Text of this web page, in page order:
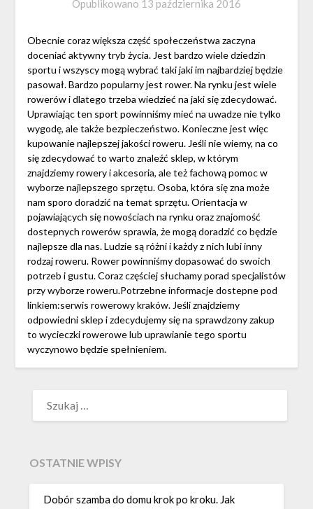
Opublikowano 13 października 2016
Obecnie coraz większa część społeczeństwa zaczyna
doceniać aktywny tryb życia. Jest bardzo wiele dziedzin
sportu i wszyscy mogą wybrać taki jaki im najbardziej będzie
pasował. Bardzo popularny jest rower. Na rynku jest wiele
rowerów i dlatego trzeba wiedzieć na jaki się zdecydować.
Uprawiając ten sport powinniśmy mieć na uwadze nie tylko
wygodę, ale także bezpieczeństwo. Konieczne jest więc
kupowanie najlepszej jakości roweru. Jeśli nie wiemy, na co
się zdecydować to warto znaleźć sklep, w którym
znajdziemy rowery i akcesoria, ale też fachową pomoc w
wyborze najlepszego sprzętu. Osoba, która się zna może
nam sporo doradzić na temat sprzętu. Orientacja w
pojawiających się nowościach na rynku oraz znajomość
dostepnych rowerów sprawia, że mogą doradzić co będzie
najlepsze dla nas. Ludzie są różni i każdy z nich lubi inny
rodzaj roweru. Rower powinniśmy dopasować do swoich
potrzeb i gustu. Coraz częściej słuchamy porad specjalistów
przy wyborze roweru.Potrzebne informacje dostepne pod
linkiem:serwis rowerowy kraków. Jeśli znajdziemy
odpowiedni sklep i zdecydujemy się na sprawdzony zakup
to wycieczki rowerowe lub uprawianie tego sportu
wyczynowo będzie spełnieniem.
OSTATNIE WPISY
Dobór szamba do domu krok po kroku. Jak